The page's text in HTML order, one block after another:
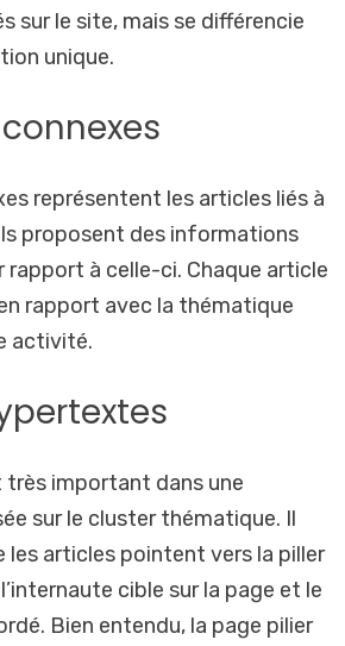
sur le site, mais se différencie
unique.
représentent les articles liés à
proposent des informations
rapport à celle-ci. Chaque article
rapport avec la thématique
activité.
très important dans une
sur le cluster thématique. Il
articles pointent vers la piller
cible sur la page et le
Bien entendu, la page pilier